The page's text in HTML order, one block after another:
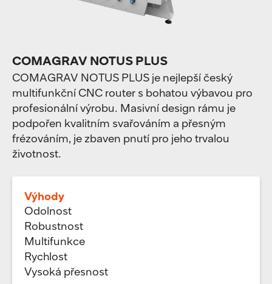
COMAGRAV NOTUS PLUS
COMAGRAV NOTUS PLUS je nejlepší český
multifunkční CNC router s bohatou výbavou pro
profesionální výrobu. Masivní design rámu je
podpořen kvalitním svařováním a přesným
frézováním, je zbaven pnutí pro jeho trvalou
životnost.
Výhody
Odolnost
Robustnost
Multifunkce
Rychlost
Vysoká přesnost